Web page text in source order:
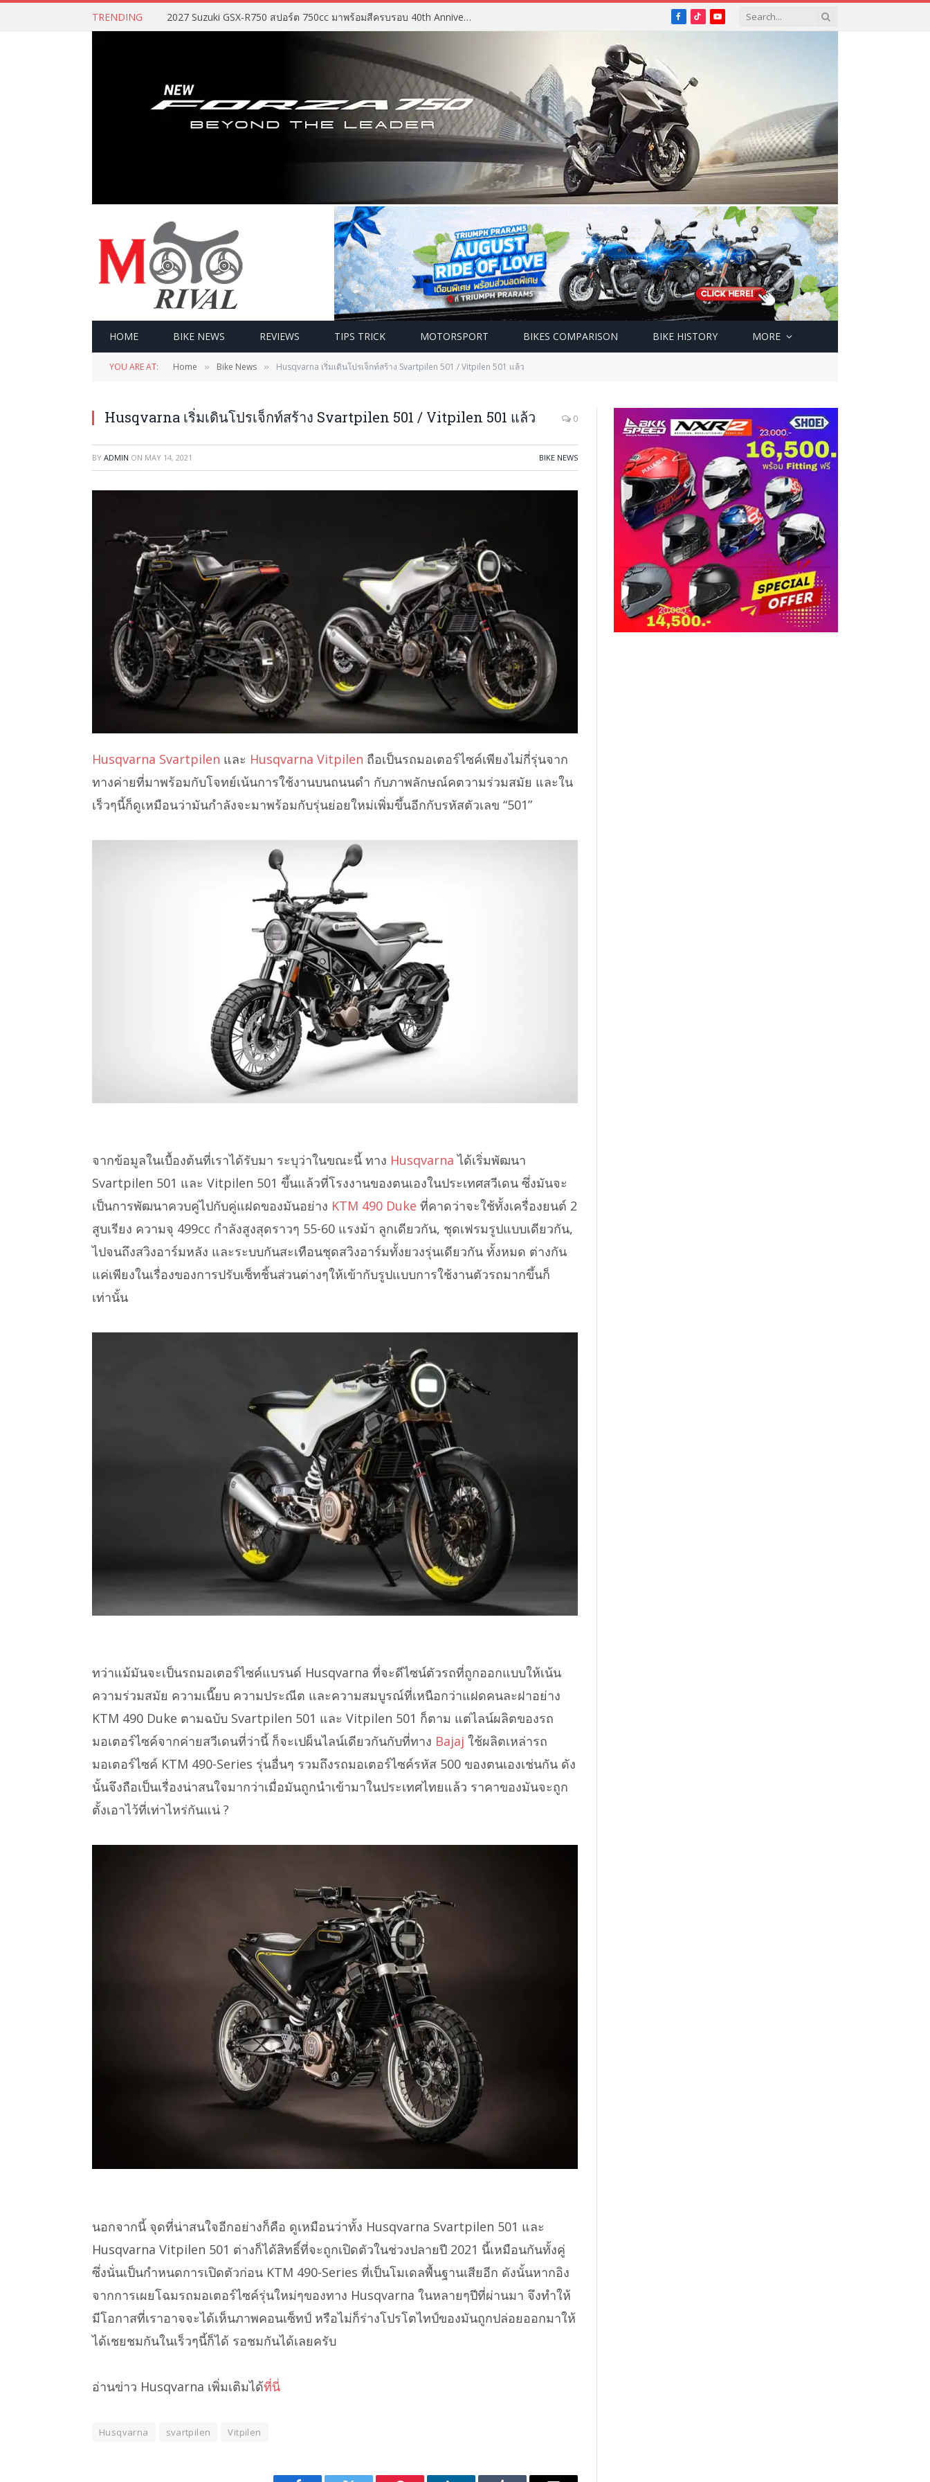
TRENDING 2027 Suzuki GSX-R750 สปอร์ต 750cc มาพร้อมสีครบรอบ 40th Anniversary Facebook
TikTokYouTube
HOME BIKE NEWS REVIEWS TIPS TRICK MOTORSPORT BIKES COMPARISON BIKE HISTORY MORE
YOU ARE AT: Home » Bike News » Husqvarna เริ่มเดินโปรเจ็กท์สร้าง Svartpilen 501 / Vitpilen 501 แล้ว
Husqvarna เริ่มเดินโปรเจ็กท์สร้าง Svartpilen 501 / Vitpilen 501 แล้ว 0
BY ADMIN ON MAY 14, 2021 BIKE NEWS
Husqvarna Svartpilen และ Husqvarna Vitpilen ถือเป็นรถมอเตอร์ไซค์เพียงไม่กี่รุ่นจาก
ทางค่ายที่มาพร้อมกับโจทย์เน้นการใช้งานบนถนนดำ กับภาพลักษณ์คตวามร่วมสมัย และใน
เร็วๆนี้ก็ดูเหมือนว่ามันกำลังจะมาพร้อมกับรุ่นย่อยใหม่เพิ่มขึ้นอีกกับรหัสตัวเลข “501”
จากข้อมูลในเบื้องต้นที่เราได้รับมา ระบุว่าในขณะนี้ ทาง Husqvarna ได้เริ่มพัฒนา
Svartpilen 501 และ Vitpilen 501 ขึ้นแล้วที่โรงงานของตนเองในประเทศสวีเดน ซึ่งมันจะ
เป็นการพัฒนาควบคู่ไปกับคู่แฝดของมันอย่าง KTM 490 Duke ที่คาดว่าจะใช้ทั้งเครื่องยนต์ 2
สูบเรียง ความจุ 499cc กำลังสูงสุดราวๆ 55-60 แรงม้า ลูกเดียวกัน, ชุดเฟรมรูปแบบเดียวกัน,
ไปจนถึงสวิงอาร์มหลัง และระบบกันสะเทือนชุดสวิงอาร์มทั้งยวงรุ่นเดียวกัน ทั้งหมด ต่างกัน
แค่เพียงในเรื่องของการปรับเซ็ทชิ้นส่วนต่างๆให้เข้ากับรูปแบบการใช้งานตัวรถมากขึ้นก็
เท่านั้น
ทว่าแม้มันจะเป็นรถมอเตอร์ไซค์แบรนด์ Husqvarna ที่จะดีไซน์ตัวรถที่ถูกออกแบบให้เน้น
ความร่วมสมัย ความเนี๊ยบ ความประณีต และความสมบูรณ์ที่เหนือกว่าแฝดคนละฝาอย่าง
KTM 490 Duke ตามฉบับ Svartpilen 501 และ Vitpilen 501 ก็ตาม แต่ไลน์ผลิตของรถ
มอเตอร์ไซค์จากค่ายสวีเดนที่ว่านี้ ก็จะเปผ็นไลน์เดียวกันกับที่ทาง Bajaj ใช้ผลิตเหล่ารถ
มอเตอร์ไซค์ KTM 490-Series รุ่นอื่นๆ รวมถึงรถมอเตอร์ไซค์รหัส 500 ของตนเองเช่นกัน ดัง
นั้นจึงถือเป็นเรื่องน่าสนใจมากว่าเมื่อมันถูกนำเข้ามาในประเทศไทยแล้ว ราคาของมันจะถูก
ตั้งเอาไว้ที่เท่าไหร่กันแน่ ?
นอกจากนี้ จุดที่น่าสนใจอีกอย่างก็คือ ดูเหมือนว่าทั้ง Husqvarna Svartpilen 501 และ
Husqvarna Vitpilen 501 ต่างก็ได้สิทธิ์ที่จะถูกเปิดตัวในช่วงปลายปี 2021 นี้เหมือนกันทั้งคู่
ซึ่งนั่นเป็นกำหนดการเปิดตัวก่อน KTM 490-Series ที่เป็นโมเดลพื้นฐานเสียอีก ดังนั้นหากอิง
จากการเผยโฉมรถมอเตอร์ไซค์รุ่นใหม่ๆของทาง Husqvarna ในหลายๆปีที่ผ่านมา จึงทำให้
มีโอกาสที่เราอาจจะได้เห็นภาพคอนเซ็ทป์ หรือไม่ก็ร่างโปรโตไทป์ของมันถูกปล่อยออกมาให้
ได้เชยชมกันในเร็วๆนี้ก็ได้ รอชมกันได้เลยครับ
อ่านข่าว Husqvarna เพิ่มเติมได้ที่นี่
Husqvarna svartpilen Vitpilen